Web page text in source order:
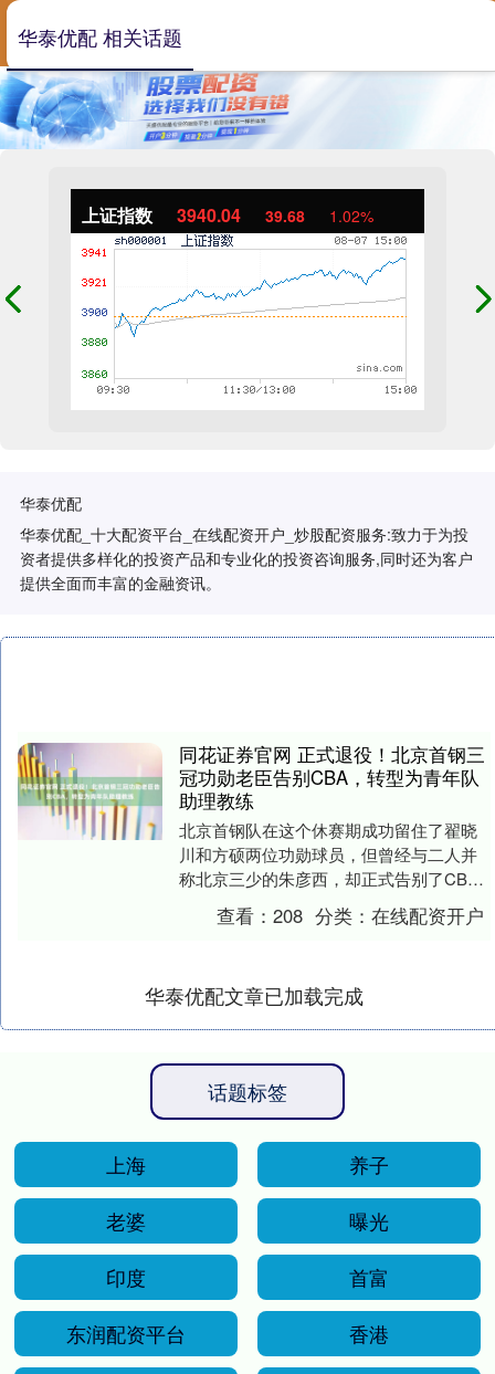
上证指数 3940.04 39.68 1.02%
华泰优配
华泰优配_十大配资平台_在线配资开户_炒股配资服务:致力于为投
资者提供多样化的投资产品和专业化的投资咨询服务,同时还为客户
提供全面而丰富的金融资讯。
华泰优配 相关话题
同花证券官网 正式退役！北京首钢三
冠功勋老臣告别CBA，转型为青年队
助理教练
北京首钢队在这个休赛期成功留住了翟晓
川和方硕两位功勋球员，但曾经与二人并
称北京三少的朱彦西，却正式告别了CBA
赛场。据最新消息，这位33岁的老将将开
启执教生涯，....
查看：208 分类：在线配资开户
华泰优配文章已加载完成
话题标签
上海
养子
老婆
曝光
印度
首富
东润配资平台
香港